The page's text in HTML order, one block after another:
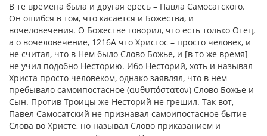
В те времена была и другая ересь – Павла Самосатского.
Он ошибся в том, что касается и Божества, и
вочеловечения. О Божестве говорил, что есть только Отец,
а о вочеловечение, 1216А что Христос – просто человек, и
не считал, что в Нем было Слово Божье, и [в то же время]
не учил подобно Несторию. Ибо Несторий, хоть и называл
Христа просто человеком, однако заявлял, что в нем
пребывало самоипостасное (αυθυπόστατον) Слово Божье и
Сын. Против Троицы же Несторий не грешил. Так вот,
Павел Самосатский не признавал самоипостасное бытие
Слова во Христе, но называл Слово приказанием и